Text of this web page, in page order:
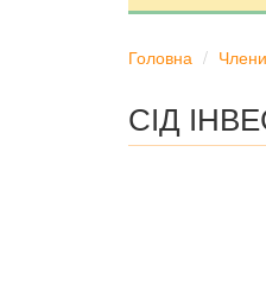
Головна Члени
СІД